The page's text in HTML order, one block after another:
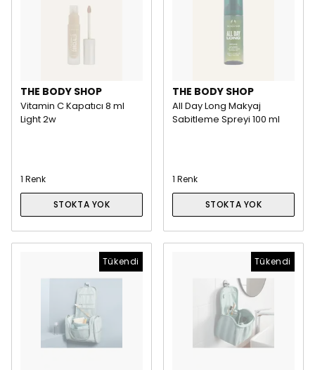
THE BODY SHOP
Vitamin C Kapatıcı 8 ml
Light 2w
1 Renk
STOKTA YOK
THE BODY SHOP
All Day Long Makyaj
Sabitleme Spreyi 100 ml
1 Renk
STOKTA YOK
Tükendi Tükendi